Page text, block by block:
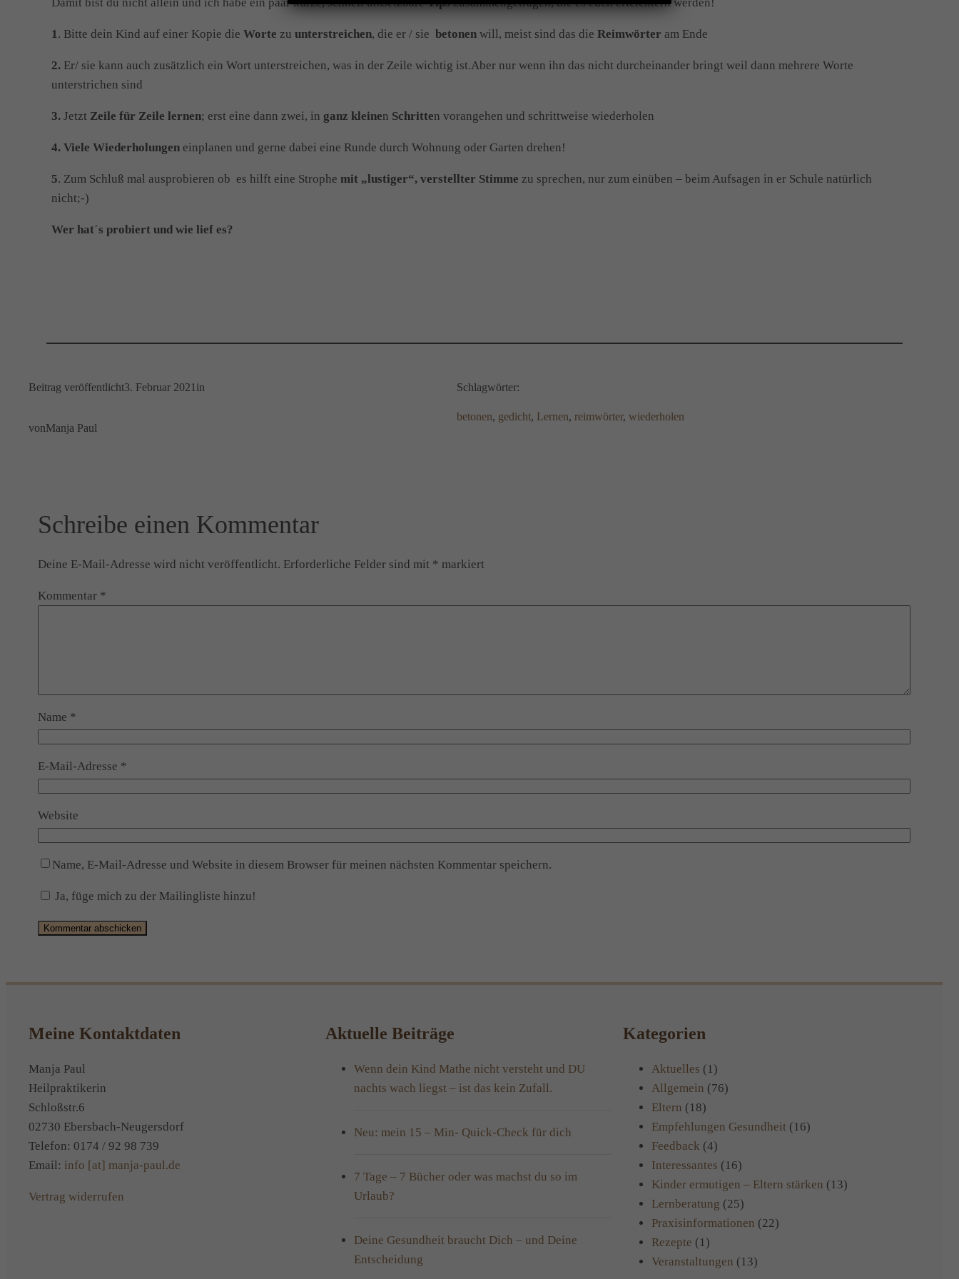
1. Bitte dein Kind auf einer Kopie die Worte zu unterstreichen, die er / sie betonen will, meist sind das die Reimwörter am Ende
2. Er/ sie kann auch zusätzlich ein Wort unterstreichen, was in der Zeile wichtig ist.Aber nur wenn ihn das nicht durcheinander bringt weil dann mehrere Worte
unterstrichen sind
3. Jetzt Zeile für Zeile lernen; erst eine dann zwei, in ganz kleinen Schritten vorangehen und schrittweise wiederholen
4. Viele Wiederholungen einplanen und gerne dabei eine Runde durch Wohnung oder Garten drehen!
5. Zum Schluß mal ausprobieren ob es hilft eine Strophe mit „lustiger“, verstellter Stimme zu sprechen, nur zum einüben – beim Aufsagen in er Schule natürlich
nicht;-)
Wer hat´s probiert und wie lief es?
Beitrag veröffentlicht3. Februar 2021 in
vonManja Paul
Schlagwörter:
betonen, gedicht, Lernen, reimwörter, wiederholen
Schreibe einen Kommentar
Deine E-Mail-Adresse wird nicht veröffentlicht. Erforderliche Felder sind mit * markiert
Kommentar *
Name *
E-Mail-Adresse *
Website
Name, E-Mail-Adresse und Website in diesem Browser für meinen nächsten Kommentar speichern.
Ja, füge mich zu der Mailingliste hinzu!
Meine Kontaktdaten
Manja Paul
Heilpraktikerin
Schloßstr.6
02730 Ebersbach-Neugersdorf
Telefon: 0174 / 92 98 739
Email: info [at] manja-paul.de
Vertrag widerrufen
Aktuelle Beiträge
Wenn dein Kind Mathe nicht versteht und DU
nachts wach liegst – ist das kein Zufall.
Neu: mein 15 – Min- Quick-Check für dich
7 Tage – 7 Bücher oder was machst du so im
Urlaub?
Deine Gesundheit braucht Dich – und Deine
Entscheidung
Kategorien
Aktuelles (1)
Allgemein (76)
Eltern (18)
Empfehlungen Gesundheit(16)
Feedback (4)
Interessantes (16)
Kinder ermutigen – Eltern stärken (13)
Lernberatung (25)
Praxisinformationen (22)
Rezepte (1)
Veranstaltungen (13)